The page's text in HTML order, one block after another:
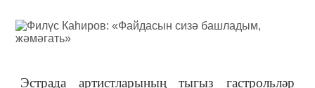
Эстрада артистларының тыгыз гастрольләр